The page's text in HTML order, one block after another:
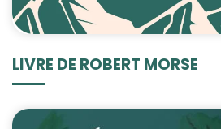
LIVRE DE ROBERT MORSE